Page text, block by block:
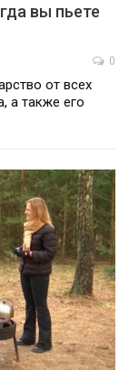
вы пьете
0
от всех
а также его